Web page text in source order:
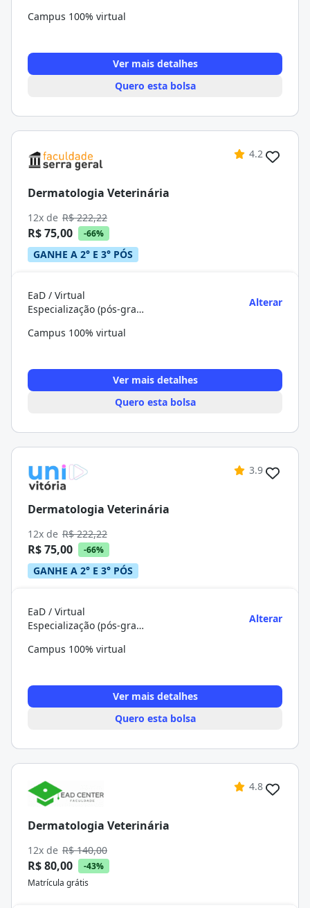
Campus 100% virtual
Ver mais detalhes
Quero esta bolsa
4.2
Dermatologia Veterinária
12x de R$ 222,22
R$ 75,00 -66%
GANHE A 2° E 3° PÓS
EaD / Virtual
Especialização (pós-graduação)
Alterar
Campus 100% virtual
Ver mais detalhes
Quero esta bolsa
3.9
Dermatologia Veterinária
12x de R$ 222,22
R$ 75,00 -66%
GANHE A 2° E 3° PÓS
EaD / Virtual
Especialização (pós-graduação)
Alterar
Campus 100% virtual
Ver mais detalhes
Quero esta bolsa
4.8
Dermatologia Veterinária
12x de R$ 140,00
R$ 80,00
-43%
Matrícula grátis